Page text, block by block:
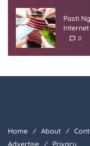
Pasti
0
Home About